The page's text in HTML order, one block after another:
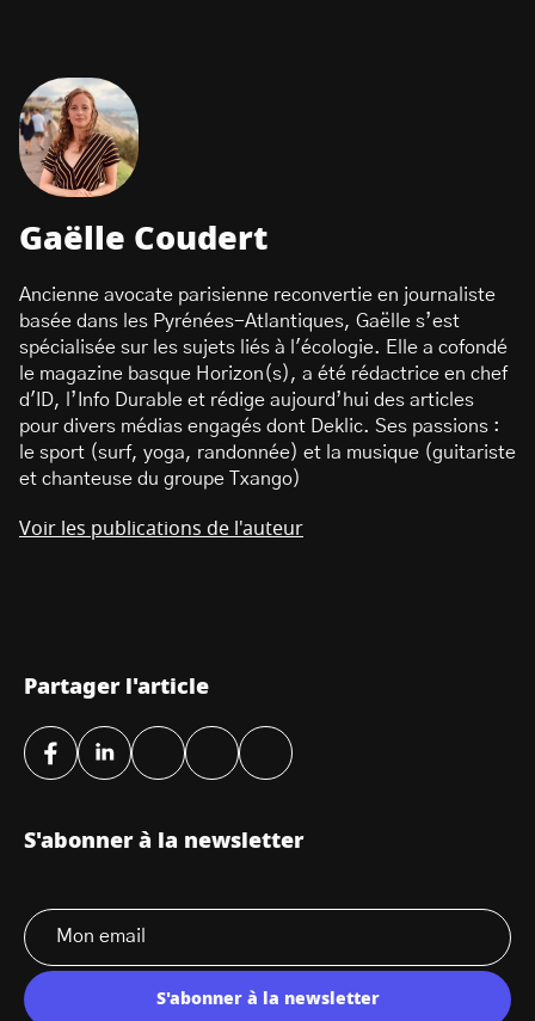
Gaëlle Coudert
Ancienne avocate parisienne reconvertie en journaliste
basée dans les Pyrénées-Atlantiques, Gaëlle s’est
spécialisée sur les sujets liés à l'écologie. Elle a cofondé
le magazine basque Horizon(s), a été rédactrice en chef
d'ID, l’Info Durable et rédige aujourd’hui des articles
pour divers médias engagés dont Deklic. Ses passions :
le sport (surf, yoga, randonnée) et la musique (guitariste
et chanteuse du groupe Txango)
Voir les publications de l'auteur
Partager l'article
S'abonner à la newsletter
S'abonner à la newsletter